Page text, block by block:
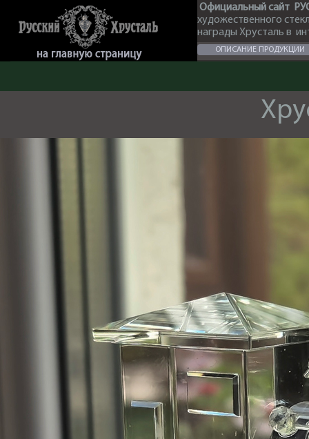
Официальный сайт
художественного
награды Хрусталь в
ОПИСАНИЕ ПРОДУКЦИИ